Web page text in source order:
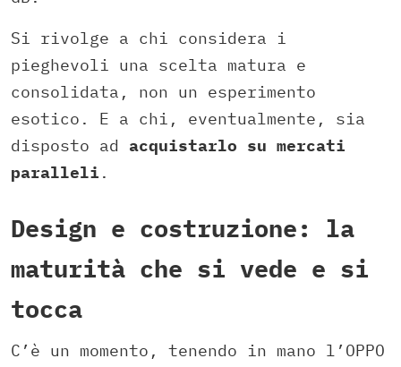
Si rivolge a chi considera i
pieghevoli una scelta matura e
consolidata, non un esperimento
esotico. E a chi, eventualmente, sia
disposto ad acquistarlo su mercati
paralleli .
Design e costruzione: la
maturità che si vede e si
tocca
C’è un momento, tenendo in mano l’OPPO